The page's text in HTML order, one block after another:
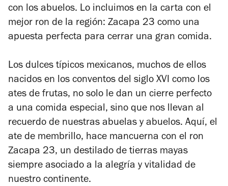
con los abuelos. Lo incluimos en la carta con el
mejor ron de la región: Zacapa 23 como una
apuesta perfecta para cerrar una gran comida.
Los dulces típicos mexicanos, muchos de ellos
nacidos en los conventos del siglo XVI como los
ates de frutas, no solo le dan un cierre perfecto
a una comida especial, sino que nos llevan al
recuerdo de nuestras abuelas y abuelos. Aquí, el
ate de membrillo, hace mancuerna con el ron
Zacapa 23, un destilado de tierras mayas
siempre asociado a la alegría y vitalidad de
nuestro continente.